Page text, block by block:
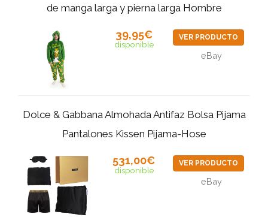
de manga larga y pierna larga Hombre
39,95€
disponible
VER PRODUCTO
eBay
Dolce & Gabbana Almohada Antifaz Bolsa Pijama
Pantalones Kissen Pijama-Hose
531,00€
disponible
VER PRODUCTO
eBay